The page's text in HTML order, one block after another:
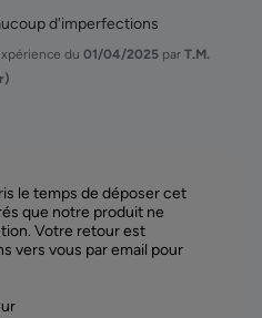
d'imperfections
du 01/04/2025 par T.M.
le temps de déposer cet
que notre produit ne
Votre retour est
vers vous par email pour